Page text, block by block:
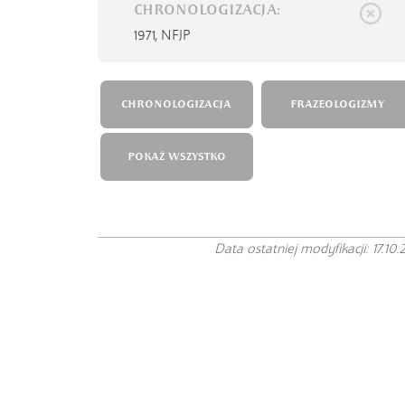
CHRONOLOGIZACJA:
1971, NFJP
CHRONOLOGIZACJA FRAZEOLOGIZMY
POKAŻ WSZYSTKO
Data ostatniej modyfikacji: